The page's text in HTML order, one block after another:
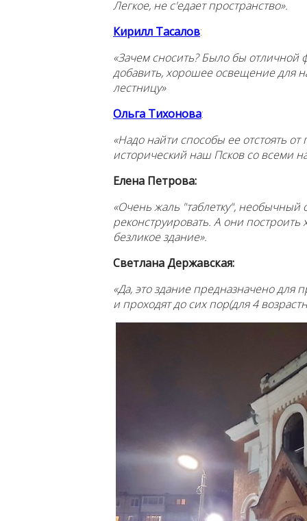
Легкое, не с'едает пространство».
Кирилл Тасалов:
«Зачем сносить? Было бы
добавить, хорошее освещение для
лестницу»
Ольга Тихонова:
«Надо найти способы ее отстоять
исторический наш Псков со всеми
Елена Петрова:
«Очень жаль "таблетку", необычный
реконструировать. А они построить
безликое здание».
Светлана Державская:
«Да, это здание предназначено для
и проходят до сих пор(для 4